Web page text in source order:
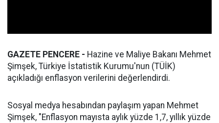
GAZETE PENCERE - Hazine ve Maliye Bakanı Mehmet
Şimşek, Türkiye İstatistik Kurumu'nun (TÜİK)
açıkladığı enflasyon verilerini değerlendirdi.
Sosyal medya hesabından paylaşım yapan Mehmet
Şimşek, "Enflasyon mayısta aylık yüzde 1,7, yıllık yüzde